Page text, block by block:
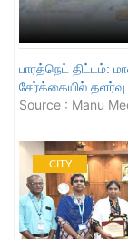
பாரத்நெட் திட்டம்:
சேர்க்கையில் தளர்வு
Source : Manu
CITY